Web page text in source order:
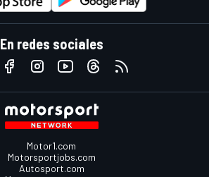
En redes sociales
Motor1.com
Motorsportjobs.com
Autosport.com